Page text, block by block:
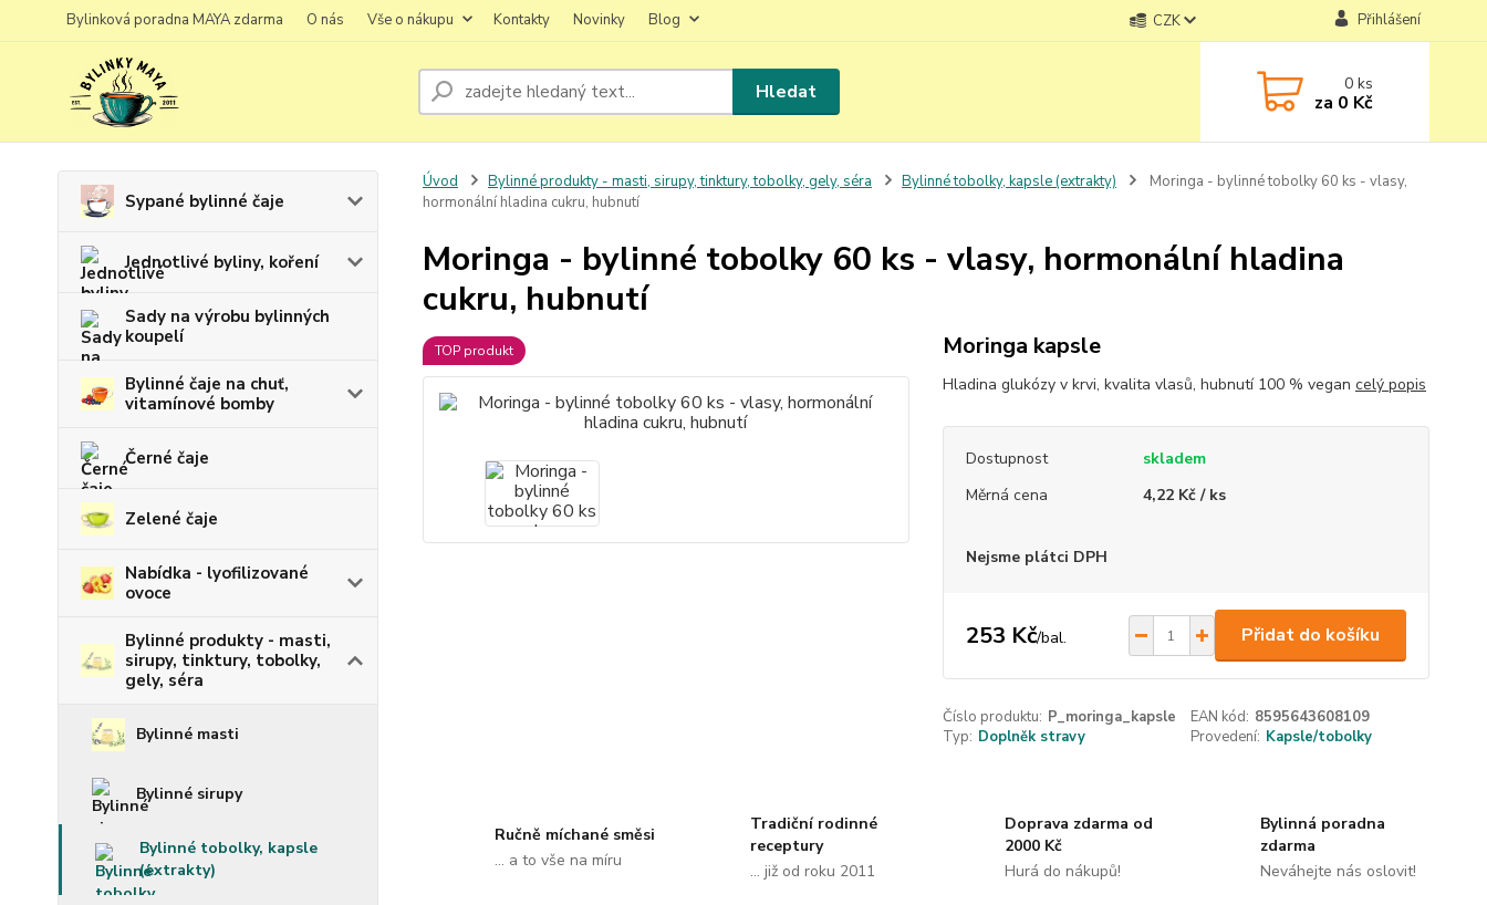
Bylinková poradna MAYA zdarma O nás Vše o nákupu Kontakty Novinky Blog CZK Přihlášení
Hledat 0ks
za 0 Kč
Sypané bylinné čaje
Jednotlivé byliny, koření
Sady na výrobu bylinných
koupelí
Bylinné čaje na chuť,
vitamínové bomby
Černé čaje
Zelené čaje
Nabídka - lyofilizované
ovoce
Bylinné produkty - masti,
sirupy, tinktury, tobolky,
gely, séra
Bylinné masti
Bylinné sirupy
Bylinné tobolky, kapsle
(extrakty)
Úvod Bylinné produkty - masti, sirupy, tinktury, tobolky, gely, séra Bylinné tobolky, kapsle (extrakty)
Moringa - bylinné tobolky 60 ks - vlasy,
hormonální hladina cukru, hubnutí
Moringa - bylinné tobolky 60 ks - vlasy, hormonální hladina
cukru, hubnutí
TOP produkt Moringa kapsle
Hladina glukózy v krvi, kvalita vlasů, hubnutí 100 % vegan celý popis
Dostupnost
skladem
Měrná cena
4,22 Kč / ks
Nejsme plátci DPH
253 Kč/bal. Přidat do košíku
Číslo produktu: P_moringa_kapsle EAN kód: 8595643608109
Typ: Doplněk stravy Provedení: Kapsle/tobolky
Ručně míchané směsi
... a to vše na míru
Tradiční rodinné
receptury
... již od roku 2011
Doprava zdarma od
2000 Kč
Hurá do nákupů!
Bylinná poradna
zdarma
Neváhejte nás oslovit!